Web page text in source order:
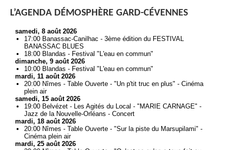
L’AGENDA DÉMOSPHÈRE GARD-CÉVENNES